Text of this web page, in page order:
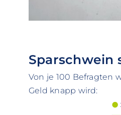
Sparschwein
Von je 100 Befragten
Geld knapp wird: